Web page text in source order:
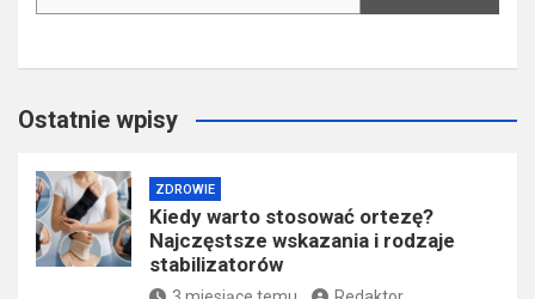
Ostatnie wpisy
ZDROWIE
Kiedy warto stosować ortezę?
Najczęstsze wskazania i rodzaje
stabilizatorów